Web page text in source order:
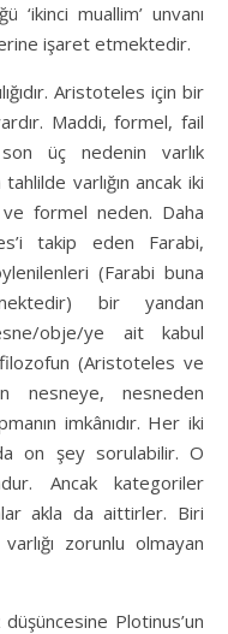
‘ikinci muallim’ unvanı
işaret etmektedir.
Aristoteles için bir
Maddi, formel, fail
üç nedenin varlık
varlığın ancak iki
formel neden. Daha
takip eden Farabi,
(Farabi buna
bir yandan
obje/ye ait kabul
(Aristoteles ve
nesneye, nesneden
imkânıdır. Her iki
on şey sorulabilir. O
Ancak kategoriler
akla da aittirler. Biri
zorunlu olmayan
Plotinus’un